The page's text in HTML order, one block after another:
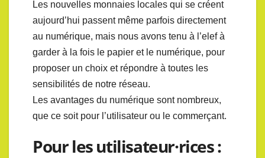
Les nouvelles monnaies locales qui se créent
aujourd’hui passent même parfois directement
au numérique, mais nous avons tenu à l’elef à
garder à la fois le papier et le numérique, pour
proposer un choix et répondre à toutes les
sensibilités de notre réseau.
Les avantages du numérique sont nombreux,
que ce soit pour l’utilisateur ou le commerçant.
Pour les utilisateur·rices :